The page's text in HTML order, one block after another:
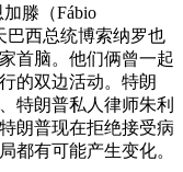
滕（Fábio
巴西总统博索纳罗也
首脑。他们俩曾一起
的双边活动。特朗
特朗普私人律师朱利
朗普现在拒绝接受病
都有可能产生变化。